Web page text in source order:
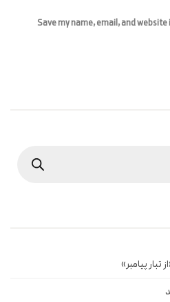
Save my name, email, and
پیامبر»